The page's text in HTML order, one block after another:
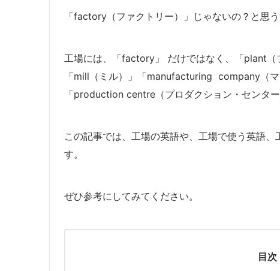
「factory（ファクトリー）」じゃないの？と思
工場には、「factory」 だけではなく、「plant（
「mill（ミル）」「manufacturing company（マ
「production centre（プロダクション・センタ
この記事では、工場の英語や、工場で使う英語
す。
ぜひ参考にしてみてください。
目次